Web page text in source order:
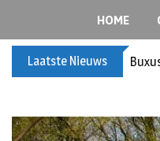
HOME
Laatste Nieuws